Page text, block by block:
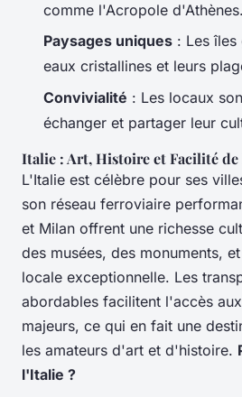
comme l'Acropole d'Athènes.
Paysages uniques : Les
eaux cristallines et leurs
Convivialité : Les locaux
échanger et partager leur
Italie : Art, Histoire et Facilité de
L'Italie est célèbre pour ses
son réseau ferroviaire
et Milan offrent une richesse
des musées, des monuments,
locale exceptionnelle. Les
abordables facilitent l'accès
majeurs, ce qui en fait une
les amateurs d'art et d'histoire.
l'Italie ?